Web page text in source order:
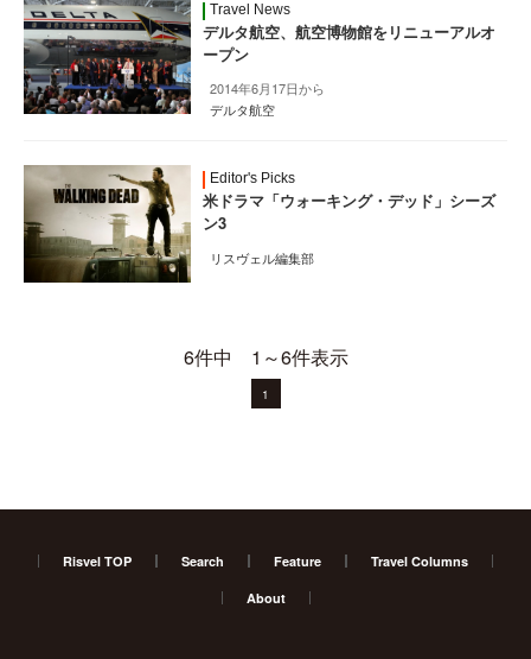
Travel News
デルタ航空、航空博物館をリニューアルオ
ープン
2014年6月17日から
デルタ航空
Editor's Picks
米ドラマ「ウォーキング・デッド」シーズ
ン3
リスヴェル編集部
6件中 1～6件表示
1
Risvel TOP Search Feature Travel Columns
About